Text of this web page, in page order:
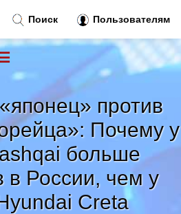
против
Почему у
больше
в России, чем у
Creta
Поиск Пользователям